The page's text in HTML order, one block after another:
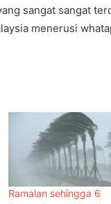
sangat sangat
menerusi
Ramalan sehingga 6